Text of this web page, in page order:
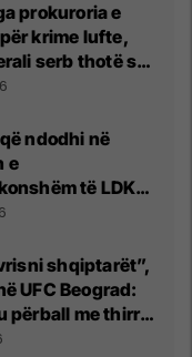
prokuroria e
krime lufte,
serb thotë se
në
ndodhi në
e
të LDK-
shqiptarët”,
UFC Beograd:
përball me thirrje
nga